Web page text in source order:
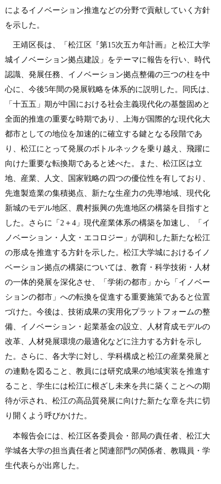
によるイノベーション推進などの分野で貢献していく方針
を示した。
王靖区長は、「松江区『第15次五カ年計画』と松江大学
城イノベーション拠点建設」をテーマに報告を行い、時代
認識、発展任務、イノベーション拠点整備の三つの柱を中
心に、今後5年間の発展戦略を体系的に説明した。同氏は、
「十五五」期が中国における社会主義現代化の基盤固めと
全面的推進の重要な時期であり、上海が国際的な現代化大
都市としての地位を加速的に確立する鍵となる段階であ
り、松江にとって発展のボトルネックを乗り越え、飛躍に
向けた重要な転換期であると述べた。また、松江区は立
地、産業、人文、国家戦略の四つの優位性を有しており、
先進製造業の集積拠点、新たな生産力の先導地域、現代化
新城のモデル地区、農村振興の先進地区の構築を目指すと
した。さらに「 2＋4」現代産業体系の構築を加速し、「イ
ノベーション ・人文・エコロジー」が調和した新たな松江
の形成を推進する方針を示した。松江大学城におけるイノ
ベーション拠点の構築については、教育・科学技術・人材
の一体的発展を深化させ、「学術の都市」から「イノベー
ションの都市」への転換を促進する重要施策であると位置
づけた。今後は、技術成果の実用化プラットフォームの整
備、イノベーション・起業基金の設立、人材育成モデルの
改革、人材発展環境の最適化などに注力する方針を示し
た。さらに、各大学に対し、学科構成と松江の産業発展と
の連動を図ること、教員には研究成果の地域実装を推進す
ること、学生には松江に根ざし未来を共に築くことへの期
待が示され、松江の高品質発展に向けた新たな章を共に切
り開くよう呼びかけた。
本報告会には、松江区各委員会・部局の責任者、松江大
学城各大学の担当責任者と関連部門の関係者、教職員・学
生代表らが出席した。